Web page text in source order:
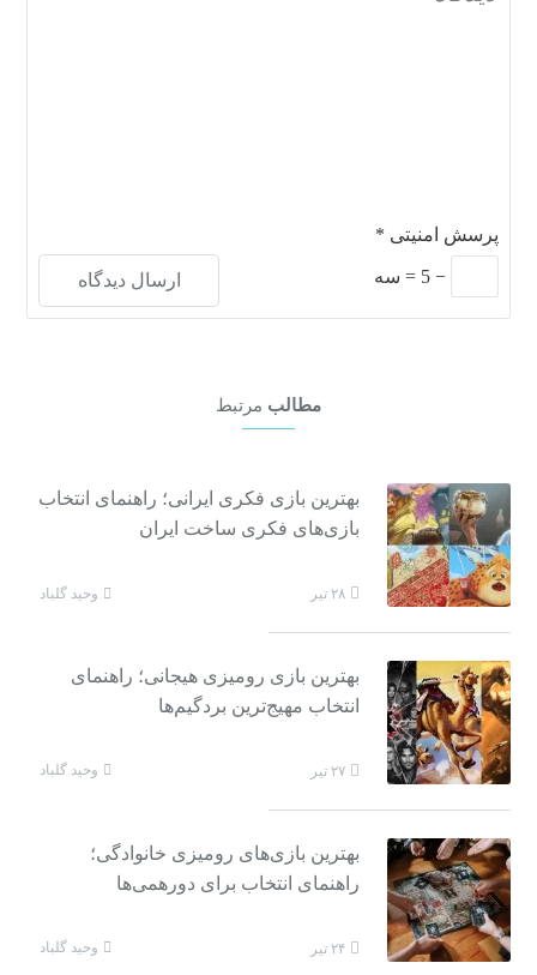
پرسش امنیتی *
−
5
= سه
مطالب مرتبط
بهترین بازی فکری ایرانی؛ راهنمای انتخاب
بازی‌های فکری ساخت ایران
۲۸ تیر وحید گلباد
بهترین بازی رومیزی هیجانی؛ راهنمای
انتخاب مهیج‌ترین بردگیم‌ها
۲۷ تیر وحید گلباد
بهترین بازی‌های رومیزی خانوادگی؛
راهنمای انتخاب برای دورهمی‌ها
۲۴ تیر وحید گلباد